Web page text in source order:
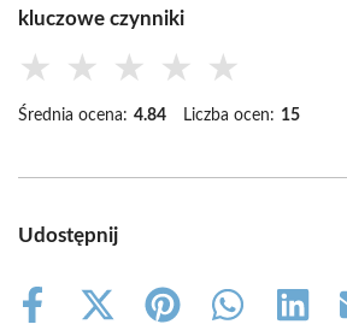
kluczowe czynniki
★ ★ ★ ★ ★
Średnia ocena: 4.84 Liczba ocen: 15
Udostępnij
Share
Share
Share
Share
Share